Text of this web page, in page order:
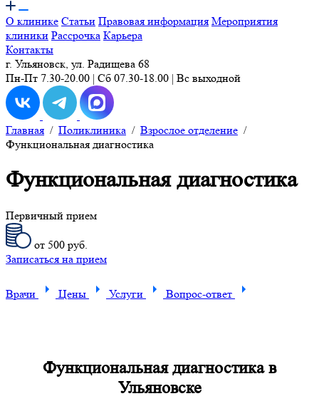
О клинике Статьи Правовая информация Мероприятия
клиники Рассрочка Карьера
Контакты
г. Ульяновск, ул. Радищева 68
Пн-Пт 7.30-20.00 | Сб 07.30-18.00 | Вс выходной
Главная / Поликлиника / Взрослое отделение /
Функциональная диагностика
Функциональная диагностика
Первичный прием
от 500 руб.
Записаться на прием
Врачи Цены Услуги Вопрос-ответ
Функциональная диагностика в
Ульяновске